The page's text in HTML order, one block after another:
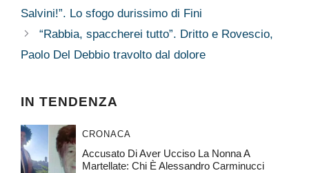
Salvini!”. Lo sfogo durissimo di Fini
“Rabbia, spaccherei tutto”. Dritto e Rovescio,
Paolo Del Debbio travolto dal dolore
IN TENDENZA
CRONACA
Accusato Di Aver Ucciso La Nonna A
Martellate: Chi È Alessandro Carminucci